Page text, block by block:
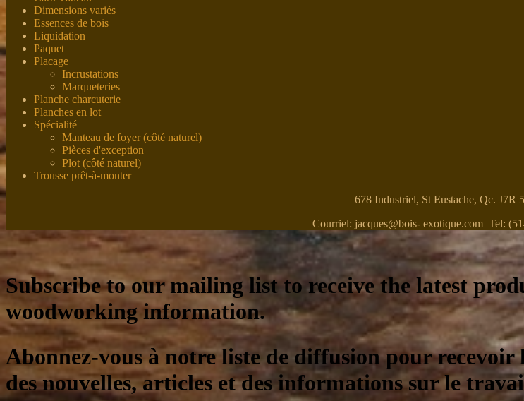
Dimensions variés
Essences de bois
Liquidation
Paquet
Placage
Incrustations
Marqueteries
Planche charcuterie
Planches en lot
Spécialité
Manteau de foyer (côté naturel)
Pièces d'exception
Plot (côté naturel)
Trousse prêt-à-monter
678 Industriel, St Eustache, Qc. J7R
Courriel: jacques@bois- exotique.com Tel:
Subscribe to our mailing list to receive the latest
woodworking information.
Abonnez-vous à notre liste de diffusion pour
des nouvelles, articles et des informations sur le